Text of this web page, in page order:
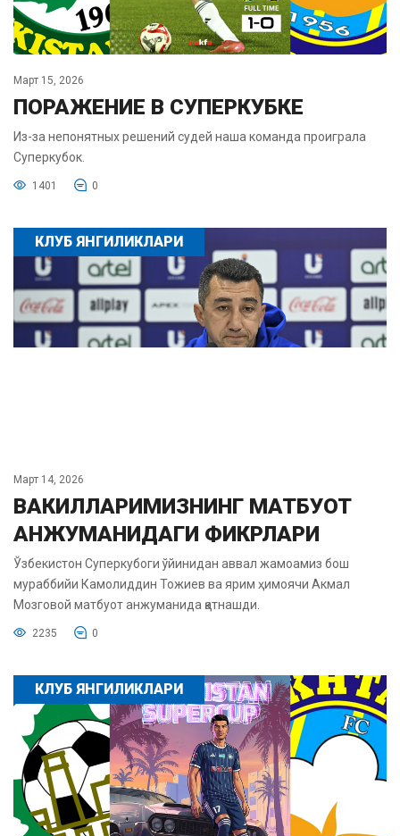
Март 15, 2026
ПОРАЖЕНИЕ В СУПЕРКУБКЕ
Из-за непонятных решений судей наша команда проиграла
Суперкубок.
1401 0
КЛУБ ЯНГИЛИКЛАРИ
Март 14, 2026
ВАКИЛЛАРИМИЗНИНГ МАТБУОТ
АНЖУМАНИДАГИ ФИКРЛАРИ
Ўзбекистон Суперкубоги ўйинидан аввал жамоамиз бош
мураббийи Камолиддин Тожиев ва ярим ҳимоячи Акмал
Мозговой матбуот анжуманида қатнашди.
2235 0
КЛУБ ЯНГИЛИКЛАРИ